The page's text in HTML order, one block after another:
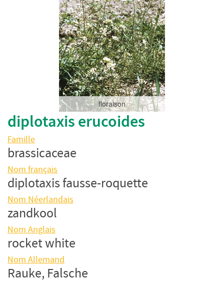
floraison
diplotaxis erucoides
Famille
brassicaceae
Nom français
diplotaxis fausse-roquette
Nom Néerlandais
zandkool
Nom Anglais
rocket white
Nom Allemand
Rauke, Falsche